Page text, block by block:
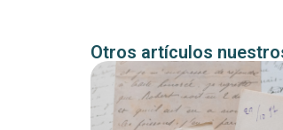
Otros artículos